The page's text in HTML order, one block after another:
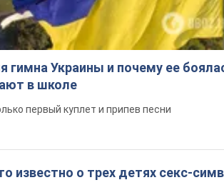
гимна Украины и почему ее
в школе
первый куплет и припев песни
известно о трех детях секс-